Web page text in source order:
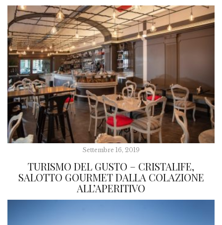
Settembre 16, 2019
TURISMO DEL GUSTO – CRISTALIFE,
SALOTTO GOURMET DALLA COLAZIONE
ALL’APERITIVO